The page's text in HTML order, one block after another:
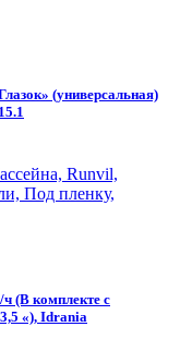
(универсальная)
Runvil,
Под пленку,
(В комплекте с
«), Idrania